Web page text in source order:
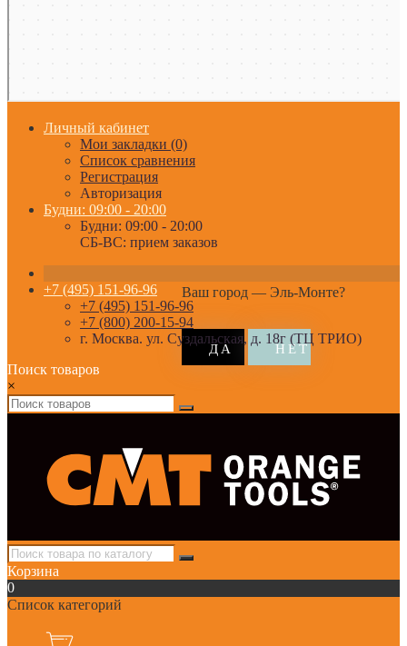
Личный кабинет
Мои закладки (0)
Список сравнения
Регистрация
Авторизация
Будни: 09:00 - 20:00
Будни: 09:00 - 20:00
СБ-ВС: прием заказов
Ваш город — Эль-Монте?
+7 (495) 151-96-96
+7 (495) 151-96-96
+7 (800) 200-15-94
г. Москва. ул. Суздальская, д. 18г (ТЦ ТРИО)
Поиск товаров
×
Корзина
0
Список категорий